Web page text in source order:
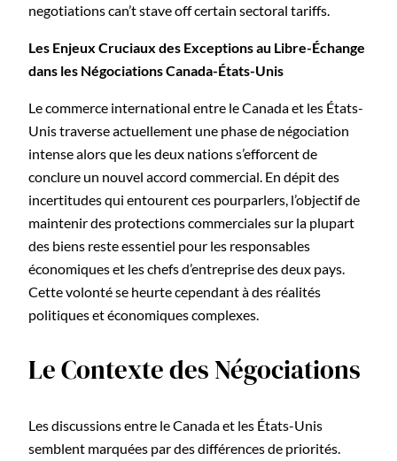
negotiations can’t stave off certain sectoral tariffs.
Les Enjeux Cruciaux des Exceptions au Libre-Échange
dans les Négociations Canada-États-Unis
Le commerce international entre le Canada et les États-
Unis traverse actuellement une phase de négociation
intense alors que les deux nations s’efforcent de
conclure un nouvel accord commercial. En dépit des
incertitudes qui entourent ces pourparlers, l’objectif de
maintenir des protections commerciales sur la plupart
des biens reste essentiel pour les responsables
économiques et les chefs d’entreprise des deux pays.
Cette volonté se heurte cependant à des réalités
politiques et économiques complexes.
Le Contexte des Négociations
Les discussions entre le Canada et les États-Unis
semblent marquées par des différences de priorités.